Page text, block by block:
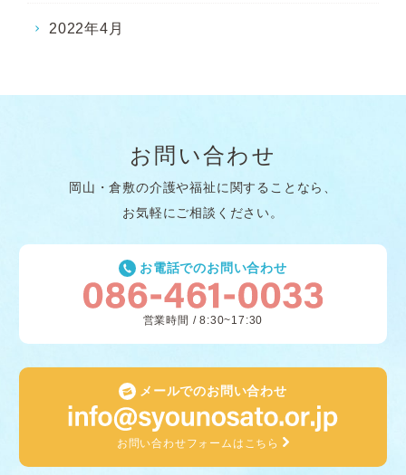
2022年4月
お問い合わせ
岡山・倉敷の介護や福祉に関することなら、
お気軽にご相談ください。
お電話でのお問い合わせ
営業時間 / 8:30~17:30
メールでのお問い合わせ
お問い合わせフォームはこちら